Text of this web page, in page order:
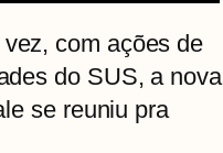
com ações de
do SUS, a nova
se reuniu pra